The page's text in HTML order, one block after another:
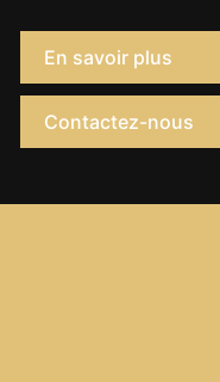
En savoir plus
Contactez-nous